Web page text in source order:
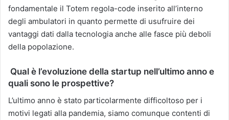
fondamentale il Totem regola-code inserito all’interno
degli ambulatori in quanto permette di usufruire dei
vantaggi dati dalla tecnologia anche alle fasce più deboli
della popolazione.
Qual è l’evoluzione della startup nell’ultimo anno e
quali sono le prospettive?
L’ultimo anno è stato particolarmente difficoltoso per i
motivi legati alla pandemia, siamo comunque contenti di